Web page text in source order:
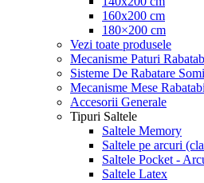
160x200 cm
180×200 cm
Vezi toate produsele
Mecanisme Paturi
Sisteme De Rabatare
Mecanisme Mese
Accesorii Generale
Tipuri Saltele
Saltele Memory
Saltele pe arcuri
Saltele Pocket -
Saltele Latex